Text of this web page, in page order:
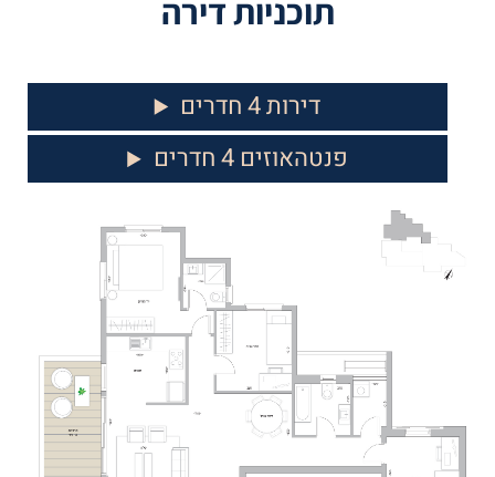
תוכניות דירה
דירות 4 חדרים
פנטהאוזים 4 חדרים